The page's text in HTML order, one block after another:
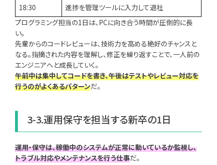
18:30
進捗を管理ツールに入力して退社
プログラミング担当の1日は、PCに向き合う時間が圧倒的に長
い。
先輩からのコードレビューは、技術力を高める絶好のチャンスと
なる。指摘された内容を理解し、修正を繰り返すことで、一人前の
エンジニアへと成長していく。
午前中は集中してコードを書き、午後はテストやレビュー対応を
行うのがよくあるパターンだ。
3-3.運用保守を担当する新卒の1日
運用・保守は、稼働中のシステムが正常に動いているか監視し、
トラブル対応やメンテナンスを行う仕事だ。